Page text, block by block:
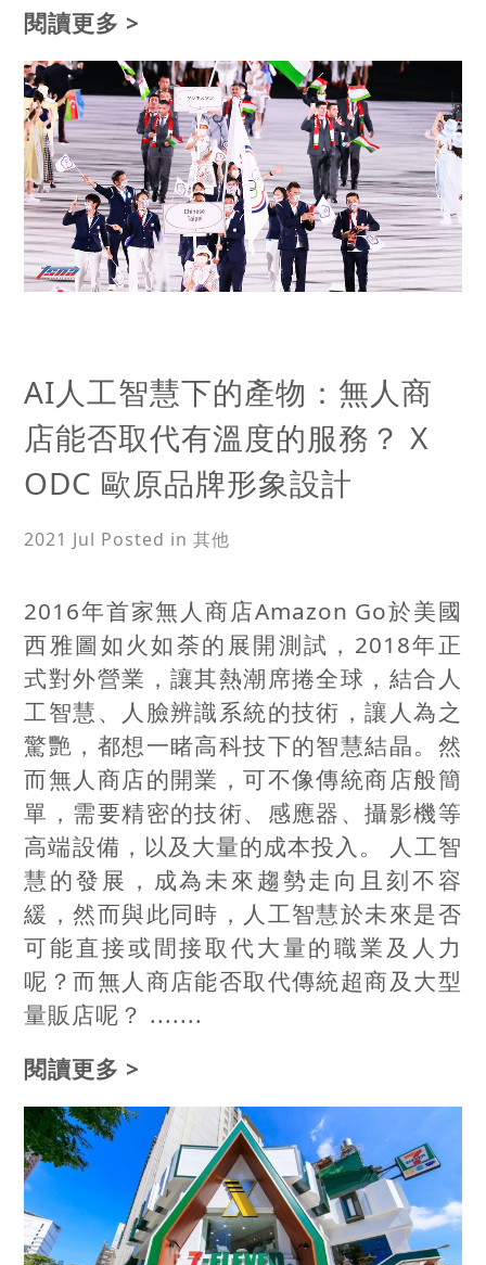
閱讀更多 >
AI人工智慧下的產物：無人商
店能否取代有溫度的服務？ X
ODC 歐原品牌形象設計
2021 Jul Posted in 其他
2016年首家無人商店Amazon Go於美國
西雅圖如火如荼的展開測試，2018年正
式對外營業，讓其熱潮席捲全球，結合人
工智慧、人臉辨識系統的技術，讓人為之
驚艷，都想一睹高科技下的智慧結晶。然
而無人商店的開業，可不像傳統商店般簡
單，需要精密的技術、感應器、攝影機等
高端設備，以及大量的成本投入。 人工智
慧的發展，成為未來趨勢走向且刻不容
緩，然而與此同時，人工智慧於未來是否
可能直接或間接取代大量的職業及人力
呢？而無人商店能否取代傳統超商及大型
量販店呢？ .......
閱讀更多 >